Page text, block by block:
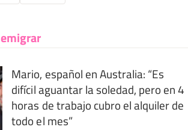
emigrar
Mario, español en Australia: “Es
difícil aguantar la soledad, pero en 4
horas de trabajo cubro el alquiler de
todo el mes”